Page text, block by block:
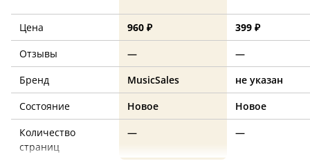
Цена 960 ₽
399 ₽
Отзывы
—
—
Бренд
MusicSales
не указан
Состояние
Новое
Новое
Количество
страниц
— —